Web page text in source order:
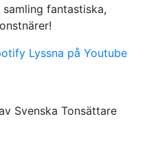
fantastiska,
Lyssna på Youtube
Svenska Tonsättare